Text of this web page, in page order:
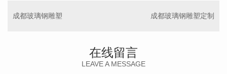
成都玻璃钢雕塑 成都玻璃钢雕塑定制
在线留言
LEAVE A MESSAGE